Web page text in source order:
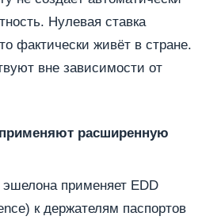
Нулевая ставка
фактически живёт в стране.
вне зависимости от
расширенную
эшелона применяет EDD
к держателям паспортов